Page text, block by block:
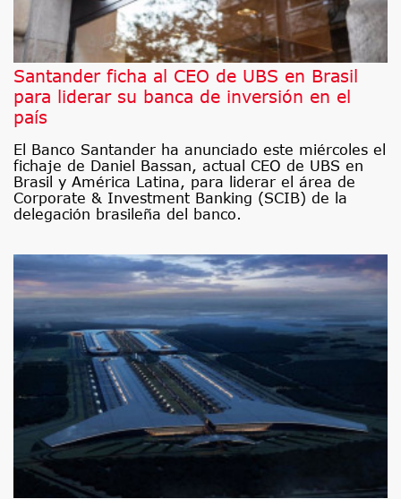
Santander ficha al CEO de UBS en Brasil
para liderar su banca de inversión en el
país
El Banco Santander ha anunciado este miércoles el
fichaje de Daniel Bassan, actual CEO de UBS en
Brasil y América Latina, para liderar el área de
Corporate & Investment Banking (SCIB) de la
delegación brasileña del banco.